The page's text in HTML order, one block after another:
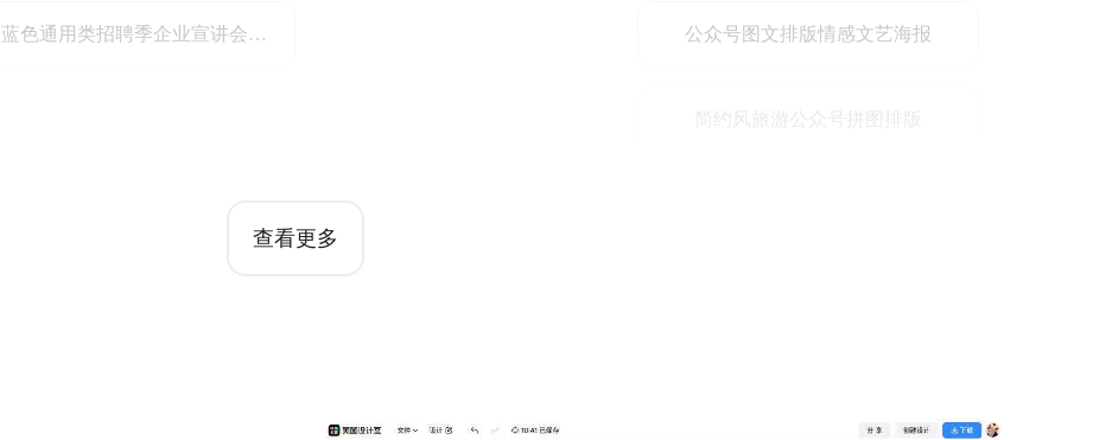
3D蓝色通用类招聘季企业宣讲会招聘会手机全屏海报 公众号图文排版情感文艺海报
简约风旅游公众号拼图排版
查看更多